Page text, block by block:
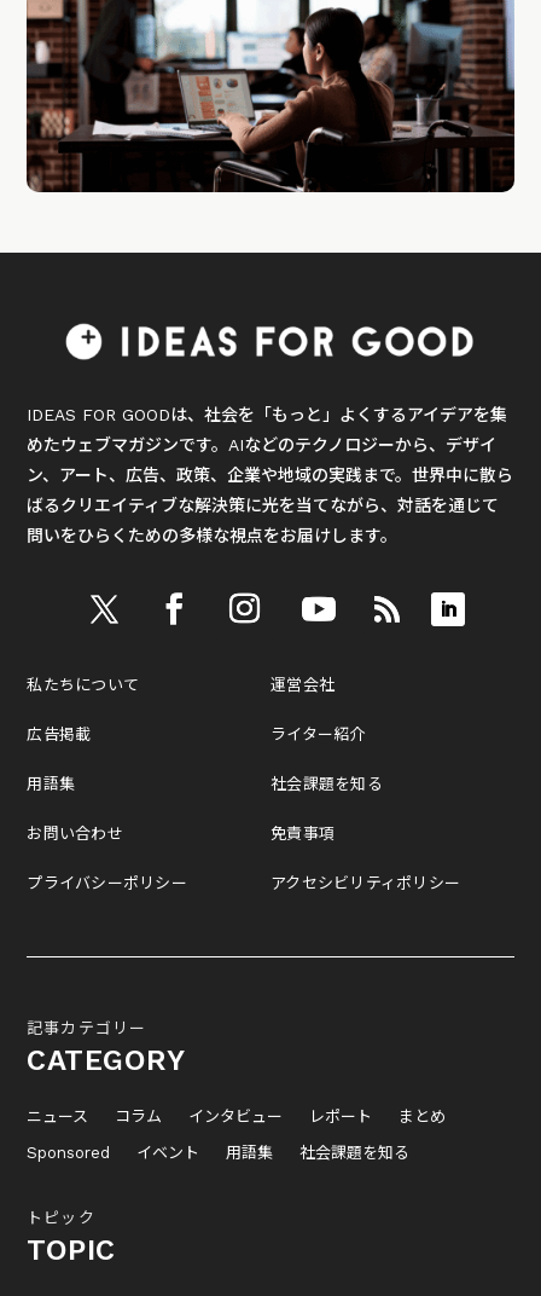
IDEAS FOR GOODは、社会を「もっと」よくするアイデアを集
めたウェブマガジンです。AIなどのテクノロジーから、デザイ
ン、アート、広告、政策、企業や地域の実践まで。世界中に散ら
ばるクリエイティブな解決策に光を当てながら、対話を通じて
問いをひらくための多様な視点をお届けします。
私たちについて
広告掲載
用語集
お問い合わせ
プライバシーポリシー
運営会社
ライター紹介
社会課題を知る
免責事項
アクセシビリティポリシー
記事カテゴリー
CATEGORY
ニュース コラム インタビュー レポート
まとめ
Sponsored
イベント 用語集 社会課題を知る
トピック
TOPIC